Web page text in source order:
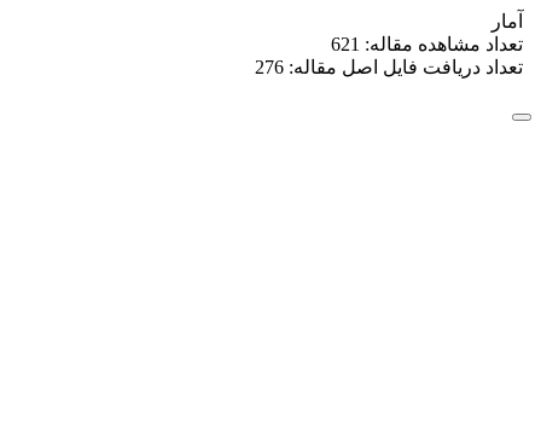
آمار
تعداد مشاهده مقاله: 621
تعداد دریافت فایل اصل مقاله: 276